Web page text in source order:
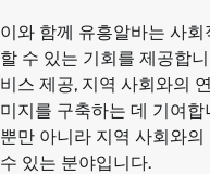
이와 함께 유흥알바는 사
할 수 있는 기회를 제공합
비스 제공, 지역 사회와의
미지를 구축하는 데 기여
뿐만 아니라 지역 사회와
수 있는 분야입니다.